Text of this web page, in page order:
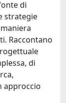
di
strategie
Raccontano
di
approccio